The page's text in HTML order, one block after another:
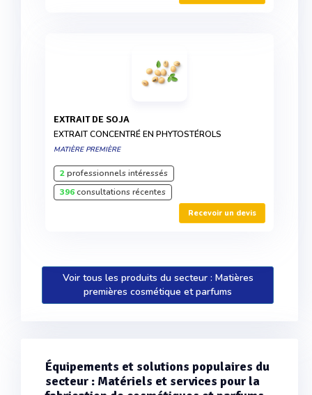
EXTRAIT DE SOJA
EXTRAIT CONCENTRÉ EN PHYTOSTÉROLS
MATIÈRE PREMIÈRE
2professionnels intéressés
396consultations récentes
Recevoir un devis
Voir tous les produits du secteur : Matières
premières cosmétique et parfums
Équipements et solutions populaires du
secteur : Matériels et services pour la